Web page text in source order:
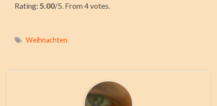
Submit Rating
Rating: 5.00/5. From 4 votes.
Weihnachten